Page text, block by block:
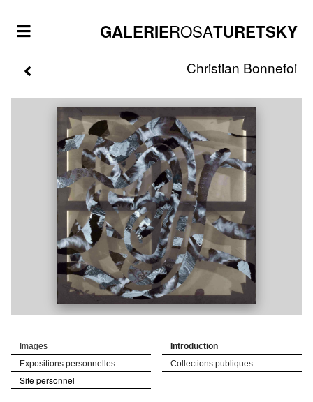
GALERIEROSATURETSKY
Christian Bonnefoi
Images
Introduction
Expositions personnelles
Collections publiques
Site personnel